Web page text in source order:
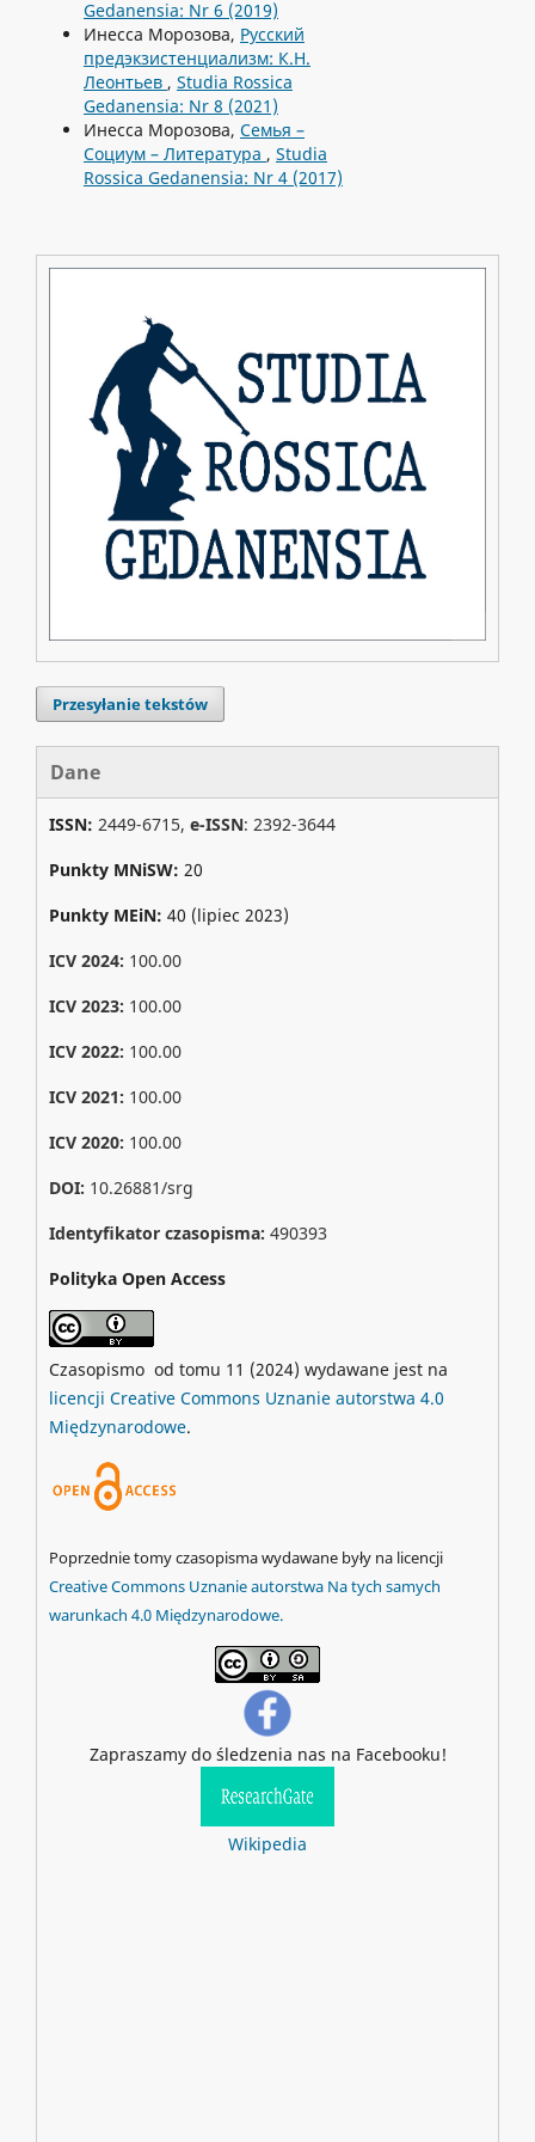
Gedanensia: Nr 6 (2019)
Инесса Морозова, Русский
предэкзистенциализм: К.Н.
Леонтьев , Studia Rossica
Gedanensia: Nr 8 (2021)
Инесса Морозова, Семья –
Социум – Литература , Studia
Rossica Gedanensia: Nr 4 (2017)
Przesyłanie tekstów
Dane
ISSN: 2449-6715, e-ISSN: 2392-3644
Punkty MNiSW: 20
Punkty MEiN: 40 (lipiec 2023)
ICV 2024: 100.00
ICV 2023: 100.00
ICV 2022: 100.00
ICV 2021: 100.00
ICV 2020: 100.00
DOI: 10.26881/srg
Identyfikator czasopisma: 490393
Polityka Open Access
Czasopismo od tomu 11 (2024) wydawane jest na
licencji Creative Commons Uznanie autorstwa 4.0
Międzynarodowe.
Poprzednie tomy czasopisma wydawane były na licencji
Creative Commons Uznanie autorstwa Na tych samych
warunkach 4.0 Międzynarodowe.
Zapraszamy do śledzenia nas na Facebooku!
Wikipedia